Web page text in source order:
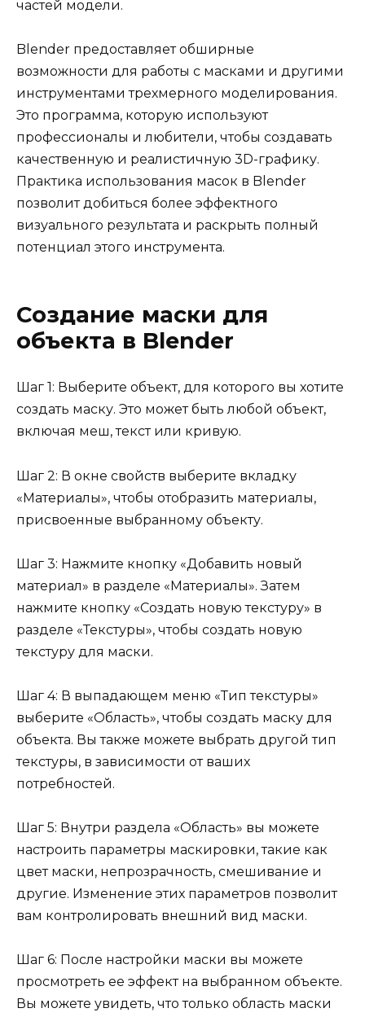
частей модели.
Blender предоставляет обширные
возможности для работы с масками и другими
инструментами трехмерного моделирования.
Это программа, которую используют
профессионалы и любители, чтобы создавать
качественную и реалистичную 3D-графику.
Практика использования масок в Blender
позволит добиться более эффектного
визуального результата и раскрыть полный
потенциал этого инструмента.
Создание маски для
объекта в Blender
Шаг 1: Выберите объект, для которого вы хотите
создать маску. Это может быть любой объект,
включая меш, текст или кривую.
Шаг 2: В окне свойств выберите вкладку
«Материалы», чтобы отобразить материалы,
присвоенные выбранному объекту.
Шаг 3: Нажмите кнопку «Добавить новый
материал» в разделе «Материалы». Затем
нажмите кнопку «Создать новую текстуру» в
разделе «Текстуры», чтобы создать новую
текстуру для маски.
Шаг 4: В выпадающем меню «Тип текстуры»
выберите «Область», чтобы создать маску для
объекта. Вы также можете выбрать другой тип
текстуры, в зависимости от ваших
потребностей.
Шаг 5: Внутри раздела «Область» вы можете
настроить параметры маскировки, такие как
цвет маски, непрозрачность, смешивание и
другие. Изменение этих параметров позволит
вам контролировать внешний вид маски.
Шаг 6: После настройки маски вы можете
просмотреть ее эффект на выбранном объекте.
Вы можете увидеть, что только область маски